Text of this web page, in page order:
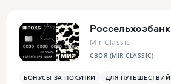
Россельхозбанк
Mir Classic
СВОЯ (MIR CLASSIC)
БОНУСЫ ЗА ПОКУПКИ
ДЛЯ ПУТЕШЕСТВИЙ